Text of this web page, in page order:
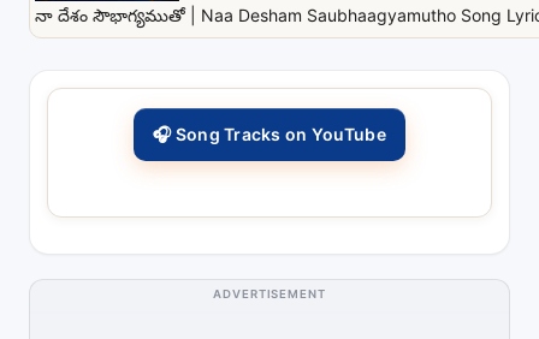
నా దేశం సౌభాగ్యముతో | Naa Desham Saubhaagyamutho Song
🎧 Song Tracks on YouTube
ADVERTISEMENT